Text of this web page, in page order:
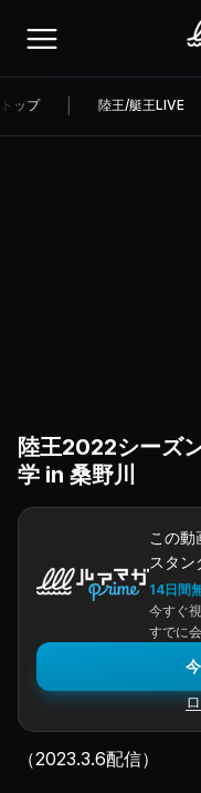
トップ 陸王/艇王LIVE
陸王2022シーズ
学 in 桑野川
この動
スタン
14日間
今すぐ
すでに
（2023.3.6配信）